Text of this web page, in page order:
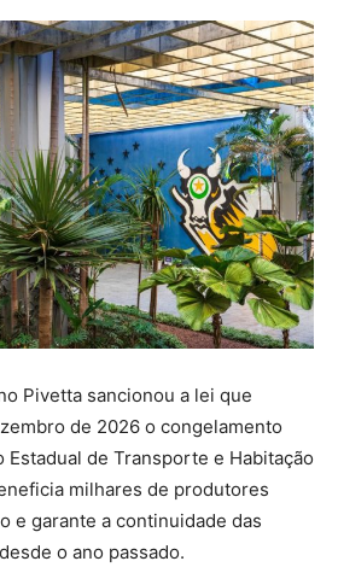
Pivetta sancionou a lei que
de 2026 o congelamento
Estadual de Transporte e Habitação
milhares de produtores
e garante a continuidade das
o ano passado.